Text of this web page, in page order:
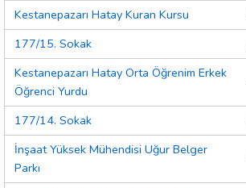
Kestanepazarı Hatay Kuran Kursu
177/15. Sokak
Kestanepazarı Hatay Orta Öğrenim Erkek
Öğrenci Yurdu
177/14. Sokak
İnşaat Yüksek Mühendisi Uğur Belger
Parkı